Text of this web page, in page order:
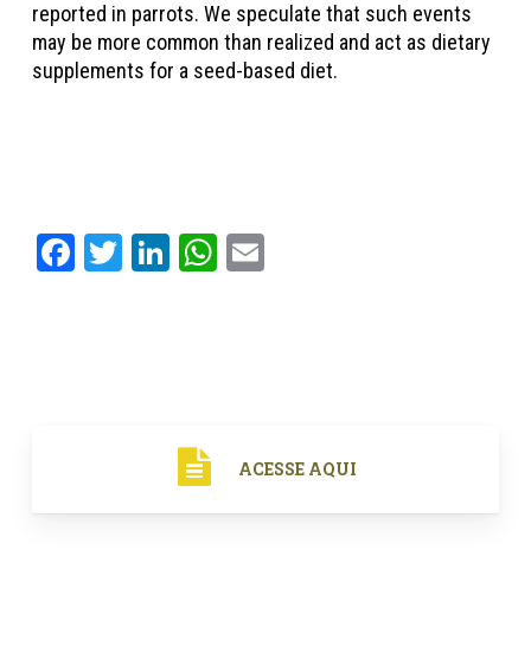
reported in parrots. We speculate that such events
may be more common than realized and act as dietary
supplements for a seed-based diet.
Facebook
Twitter
LinkedInWhatsApp
ACESSE AQUI